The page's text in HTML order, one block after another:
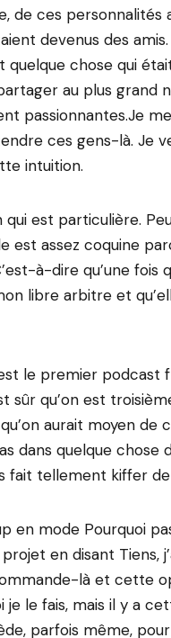
de ces personnalités
devenus des
quelque chose qui
au plus grand
passionnantes.Je
ces gens-là. Je
intuition.
qui est particulière.
est assez coquine
à-dire qu’une fois
libre arbitre et
est le premier
sûr qu’on est
aurait moyen
dans quelque chose
fait tellement kiffer
en mode Pourquoi
en disant Tiens,
là et cette
je le fais, mais il y a
parfois même,